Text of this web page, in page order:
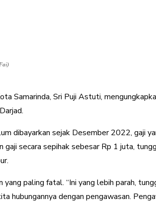
Samarinda, Sri Puji Astuti,
sejak Desember 2022, gaji
secara sepihak sebesar Rp 1 juta,
paling fatal. “Ini yang lebih parah,
hubungannya dengan pengawasan.